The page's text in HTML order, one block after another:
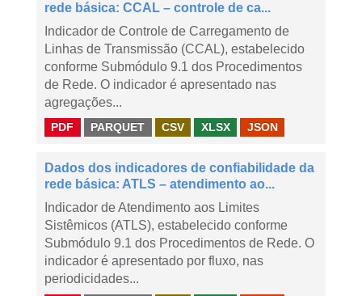
rede básica: CCAL – controle de ca...
Indicador de Controle de Carregamento de
Linhas de Transmissão (CCAL), estabelecido
conforme Submódulo 9.1 dos Procedimentos
de Rede. O indicador é apresentado nas
agregações...
PDF PARQUET CSV XLSX JSON
Dados dos indicadores de confiabilidade da
rede básica: ATLS – atendimento ao...
Indicador de Atendimento aos Limites
Sistêmicos (ATLS), estabelecido conforme
Submódulo 9.1 dos Procedimentos de Rede. O
indicador é apresentado por fluxo, nas
periodicidades...